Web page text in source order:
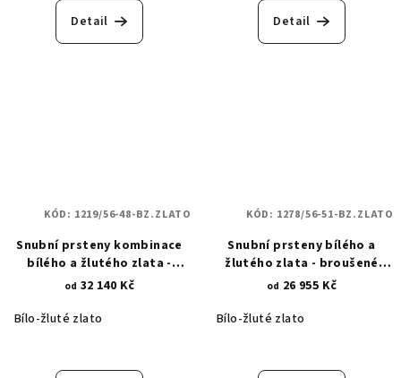
Detail Detail
Snubní prsteny kombinace
bílého a žlutého zlata -
královské koruny v matu 1219
od 32 140 Kč
Bílo-žluté zlato
KÓD: 1219/56-48-BZ.ZLATO
Snubní prsteny bílého a
žlutého zlata - broušené
proužky 1278
od 26 955 Kč
Bílo-žluté zlato
KÓD: 1278/56-51-BZ.ZLATO